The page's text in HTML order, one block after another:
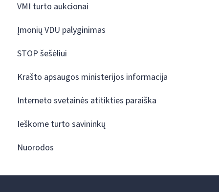
VMI turto aukcionai
Įmonių VDU palyginimas
STOP šešėliui
Krašto apsaugos ministerijos informacija
Interneto svetainės atitikties paraiška
Ieškome turto savininkų
Nuorodos